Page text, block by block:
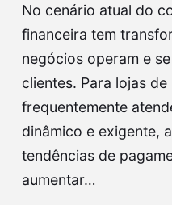
No cenário atual do
financeira tem
negócios operam e
clientes. Para lojas
frequentemente
dinâmico e exigente,
tendências de
aumentar…